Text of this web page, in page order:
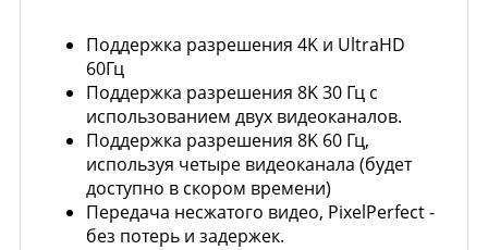
Поддержка разрешения 4K и UltraHD
60Гц
Поддержка разрешения 8K 30 Гц с
использованием двух видеоканалов.
Поддержка разрешения 8K 60 Гц,
используя четыре видеоканала (будет
доступно в скором времени)
Передача несжатого видео, PixelPerfect -
без потерь и задержек.